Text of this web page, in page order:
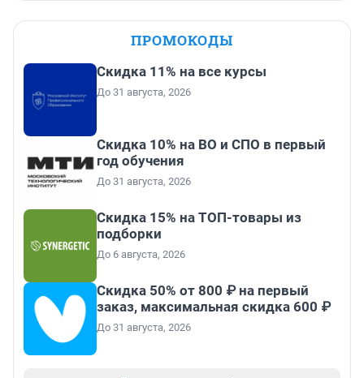
ПРОМОКОДЫ
Скидка 11% на все курсы
До 31 августа, 2026
Скидка 10% на ВО и СПО в первый
год обучения
До 31 августа, 2026
Скидка 15% на ТОП-товары из
подборки
До 6 августа, 2026
Скидка 50% от 800 ₽ на первый
заказ, максимальная скидка 600 ₽
До 31 августа, 2026